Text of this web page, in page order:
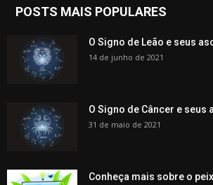
POSTS MAIS POPULARES
O Signo de Leão e seus
14 de junho de 2021
O Signo de Câncer e seus
31 de maio de 2021
Conheça mais sobre o